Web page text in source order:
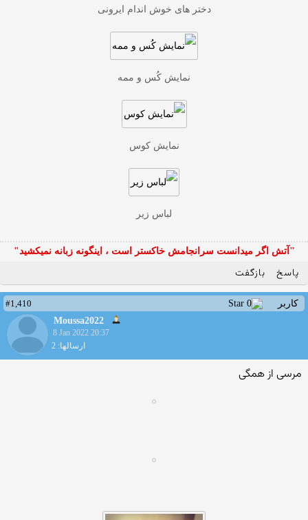
دختر های خوش اندام ایرونی
نمایش کُس و ممه
نمایش کوس
لباس زیر
"آتش اگر ميدانست سرانجامش خاكستر است ، اينگونه زبانه نميكشيد"
پاسخ بازگفت
کاربر
#1,410
Moussa2022
8 Jan 2022 20:37
ارسالها: 2
مرسی از همگی